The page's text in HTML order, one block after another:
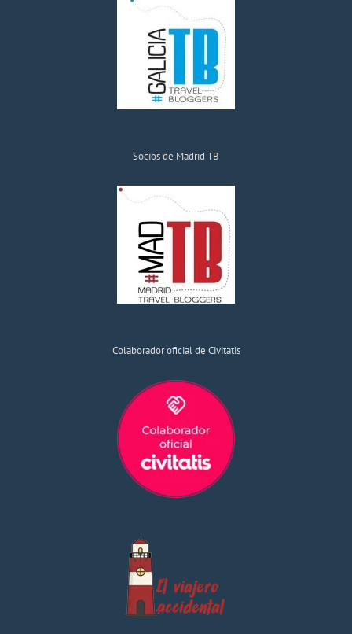
Socios de Madrid TB
Colaborador oficial de Civitatis